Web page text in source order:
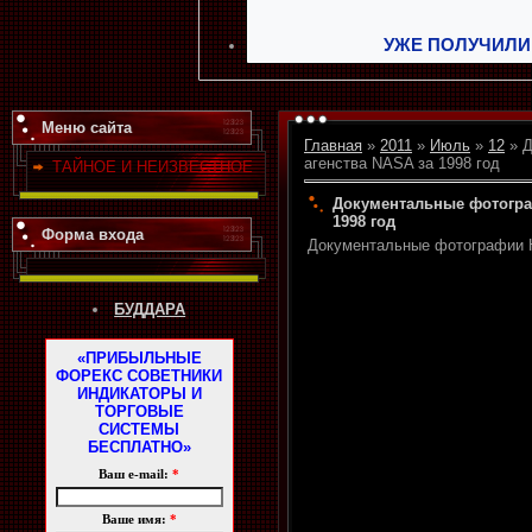
УЖЕ
Меню сайта
ТАЙНОЕ И НЕИЗВЕСТНОЕ
Форма входа
БУДДАРА
«ПРИБЫЛЬНЫЕ
ФОРЕКС СОВЕТНИКИ
ИНДИКАТОРЫ И
ТОРГОВЫЕ
СИСТЕМЫ
БЕСПЛАТНО»
Ваш e-mail: *
Ваше имя: *
Главная » 2011 » Июль » 12 »
агенства NASA за 1998 год
Документальные
1998 год
Документальные фотографии